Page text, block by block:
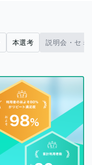
本選考 説明会・セミ